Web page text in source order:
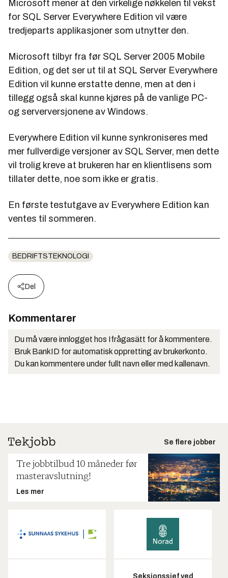
Microsoft mener at den virkelige nøkkelen til vekst
for SQL Server Everywhere Edition vil være
tredjeparts applikasjoner som utnytter den.
Microsoft tilbyr fra før SQL Server 2005 Mobile
Edition, og det ser ut til at SQL Server Everywhere
Edition vil kunne erstatte denne, men at den i
tillegg også skal kunne kjøres på de vanlige PC-
og serverversjonene av Windows.
Everywhere Edition vil kunne synkroniseres med
mer fullverdige versjoner av SQL Server, men dette
vil trolig kreve at brukeren har en klientlisens som
tillater dette, noe som ikke er gratis.
En første testutgave av Everywhere Edition kan
ventes til sommeren.
BEDRIFTSTEKNOLOGI
Del
Kommentarer
Du må være innlogget hos Ifrågasätt for å kommentere.
Bruk BankID for automatisk oppretting av brukerkonto.
Du kan kommentere under fullt navn eller med kallenavn.
Se flere jobber
Tre jobbtilbud 10 måneder før
masteravslutning!
Les mer
Seksjonssjef ved